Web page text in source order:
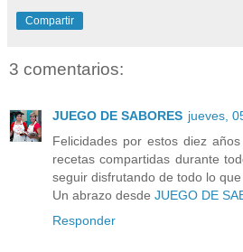
Compartir
3 comentarios:
JUEGO DE SABORES jueves,
Felicidades por estos diez
recetas compartidas durante
seguir disfrutando de todo lo que
Un abrazo desde JUEGO DE
Responder